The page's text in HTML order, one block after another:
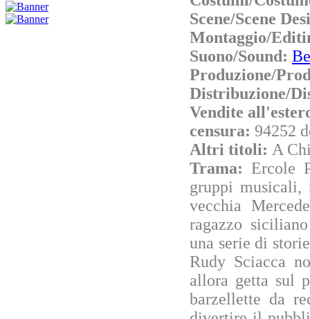
Scene/Scene
Montaggio/
Suono/Sound:
Produzione/
Distribuzione/
Vendite
censura: 94252
Altri titoli: A
Trama: Ercole
gruppi musicali,
vecchia
ragazzo
una serie di
Rudy Sciacca
allora getta sul
barzellette da